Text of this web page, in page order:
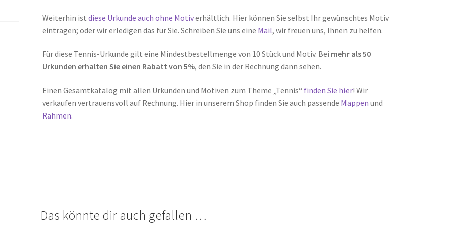
Weiterhin istdiese Urkunde auch ohne Motiverhältlich. Hier können Sie selbst Ihr gewünschtes Motiv
eintragen; oder wir erledigen das für Sie. Schreiben Sie uns eine Mail, wir freuen uns, Ihnen zu helfen.
Für diese Tennis-Urkunde gilt eine Mindestbestellmenge von 10 Stück und Motiv. Bei mehr als 50
Urkunden erhalten Sie einen Rabatt von 5%, den Sie in der Rechnung dann sehen.
Einen Gesamtkatalog mit allen Urkunden und Motiven zum Theme „Tennis“ finden Sie hier! Wir
verkaufen vertrauensvoll auf Rechnung. Hier in unserem Shop finden Sie auch passende Mappenund
Rahmen.
Das könnte dir auch gefallen …